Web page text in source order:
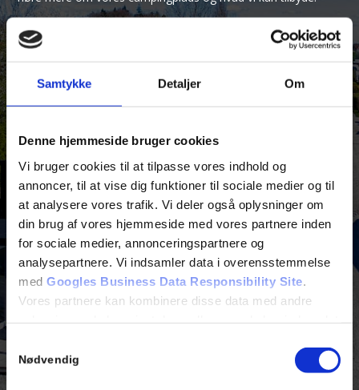
Samtykke Detaljer Om
Denne hjemmeside bruger cookies
Vi bruger cookies til at tilpasse vores indhold og
annoncer, til at vise dig funktioner til sociale medier og til
at analysere vores trafik. Vi deler også oplysninger om
din brug af vores hjemmeside med vores partnere inden
for sociale medier, annonceringspartnere og
analysepartnere. Vi indsamler data i overensstemmelse
med Googles Business Data Responsibility Site
Vores partnere kan kombinere disse data med andre
Samtykkevalg
Nødvendig